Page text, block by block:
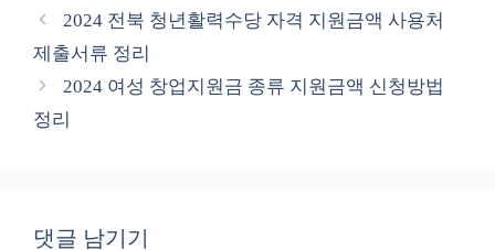
테
고
리
2024 전북 청년활력수당 자격 지원금액 사용처
제출서류 정리
2024 여성 창업지원금 종류 지원금액 신청방법
정리
댓글 남기기